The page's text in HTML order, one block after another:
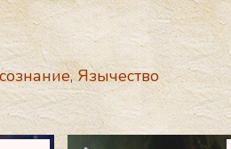
,Язычество